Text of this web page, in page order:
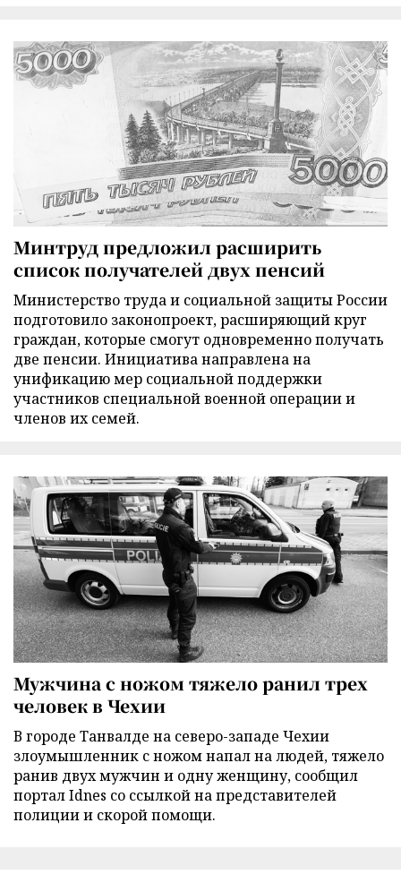
Минтруд предложил расширить
список получателей двух пенсий
Министерство труда и социальной защиты России
подготовило законопроект, расширяющий круг
граждан, которые смогут одновременно получать
две пенсии. Инициатива направлена на
унификацию мер социальной поддержки
участников специальной военной операции и
членов их семей.
Мужчина с ножом тяжело ранил трех
человек в Чехии
В городе Танвалде на северо-западе Чехии
злоумышленник с ножом напал на людей, тяжело
ранив двух мужчин и одну женщину, сообщил
портал Idnes со ссылкой на представителей
полиции и скорой помощи.